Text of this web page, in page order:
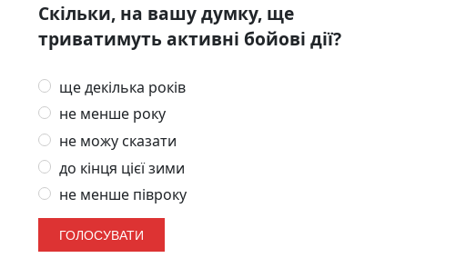
Скільки, на вашу думку, ще
триватимуть активні бойові дії?
ще декілька років
не менше року
не можу сказати
до кінця цієї зими
не менше півроку